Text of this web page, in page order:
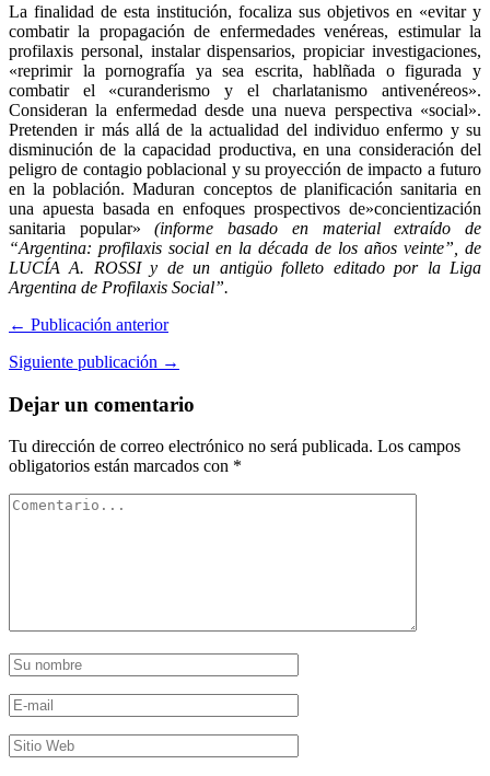
La finalidad de esta institución, focaliza sus objetivos en «evitar y
combatir la propagación de enfermedades venéreas, estimular la
profilaxis personal, instalar dispensarios, propiciar investigaciones,
«reprimir la pornografía ya sea escrita, hablñada o figurada y
combatir el «curanderismo y el charlatanismo antivenéreos».
Consideran la enfermedad desde una nueva perspectiva «social».
Pretenden ir más allá de la actualidad del individuo enfermo y su
disminución de la capacidad productiva, en una consideración del
peligro de contagio poblacional y su proyección de impacto a futuro
en la población. Maduran conceptos de planificación sanitaria en
una apuesta basada en enfoques prospectivos de»concientización
sanitaria popular»(informe basado en material extraído de
“Argentina: profilaxis social en la década de los años veinte”, de
LUCÍA A. ROSSI y de un antigüo folleto editado por la Liga
Argentina de Profilaxis Social”.
← Publicación anterior
Siguiente publicación →
Dejar un comentario
Tu dirección de correo electrónico no será publicada. Los campos
obligatorios están marcados con *